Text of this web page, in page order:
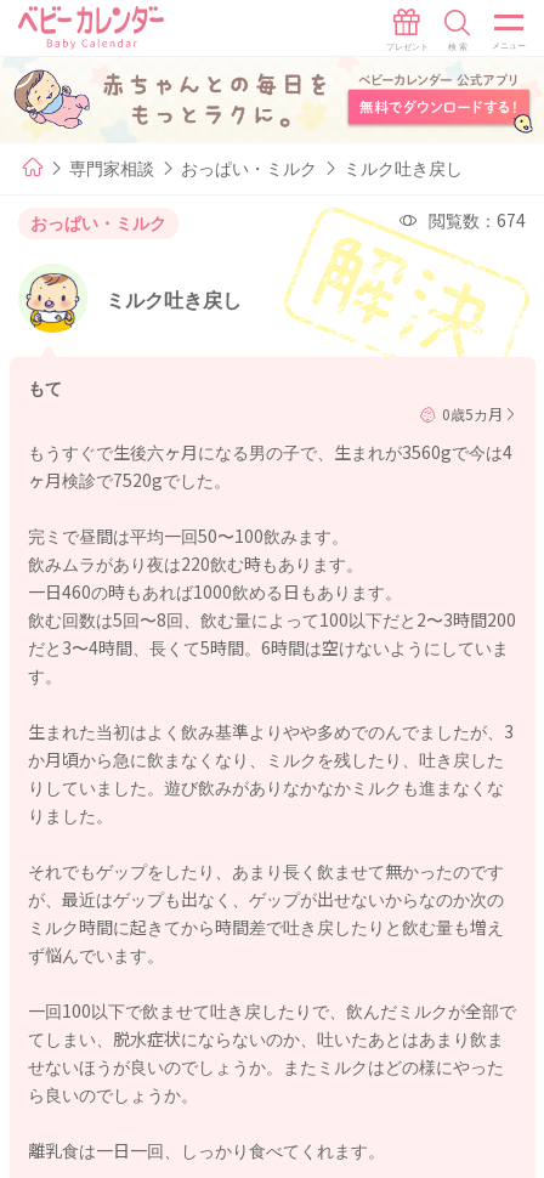
専門家相談 おっぱい・ミルク ミルク吐き戻し
おっぱい・ミルク 閲覧数：674
ミルク吐き戻し
もて
0歳5カ月
もうすぐで生後六ヶ月になる男の子で、生まれが3560gで今は4
ヶ月検診で7520gでした。
完ミで昼間は平均一回50〜100飲みます。
飲みムラがあり夜は220飲む時もあります。
一日460の時もあれば1000飲める日もあります。
飲む回数は5回〜8回、飲む量によって100以下だと2〜3時間200
だと3〜4時間、長くて5時間。6時間は空けないようにしていま
す。
生まれた当初はよく飲み基準よりやや多めでのんでましたが、3
か月頃から急に飲まなくなり、ミルクを残したり、吐き戻した
りしていました。遊び飲みがありなかなかミルクも進まなくな
りました。
それでもゲップをしたり、あまり長く飲ませて無かったのです
が、最近はゲップも出なく、ゲップが出せないからなのか次の
ミルク時間に起きてから時間差で吐き戻したりと飲む量も増え
ず悩んでいます。
一回100以下で飲ませて吐き戻したりで、飲んだミルクが全部で
てしまい、脱水症状にならないのか、吐いたあとはあまり飲ま
せないほうが良いのでしょうか。またミルクはどの様にやった
ら良いのでしょうか。
離乳食は一日一回、しっかり食べてくれます。